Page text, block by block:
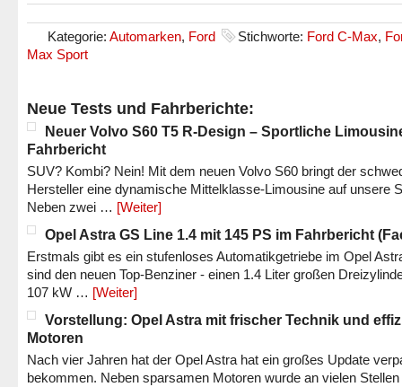
Kategorie: Automarken, Ford Stichworte: Ford C-Max,
Max Sport
Neue Tests und Fahrberichte:
Neuer Volvo S60 T5 R-Design – Sportliche
Fahrbericht
SUV? Kombi? Nein! Mit dem neuen Volvo S60 bringt der
Hersteller eine dynamische Mittelklasse-Limousine auf unsere
Neben zwei … [Weiter]
Opel Astra GS Line 1.4 mit 145 PS im Fahrbericht
Erstmals gibt es ein stufenloses Automatikgetriebe im Opel
sind den neuen Top-Benziner - einen 1.4 Liter großen
107 kW … [Weiter]
Vorstellung: Opel Astra mit frischer Technik und
Motoren
Nach vier Jahren hat der Opel Astra hat ein großes Update
bekommen. Neben sparsamen Motoren wurde an vielen Stellen